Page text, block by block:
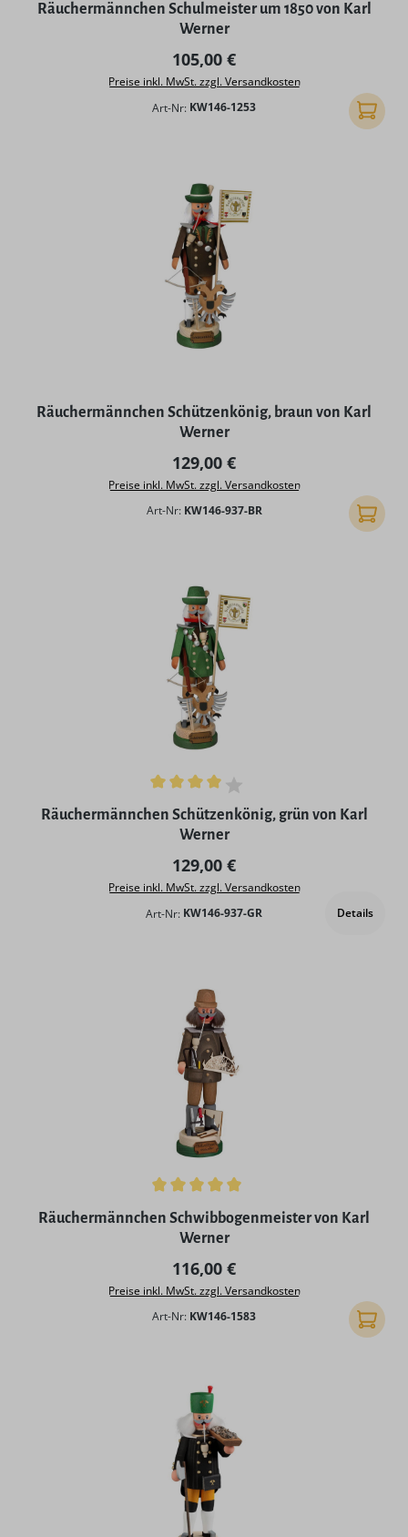
Räuchermännchen Schulmeister um 1850 von Karl
Werner
Regulärer Preis:
105,00 €
Preise inkl. MwSt. zzgl. Versandkosten
Art-Nr: KW146-1253 In den
Räuchermännchen Schützenkönig, braun von Karl
Werner
Regulärer Preis:
129,00 €
Preise inkl. MwSt. zzgl. Versandkosten
Art-Nr: KW146-937-BR In den
Durchschnittliche Bewertung von 4 von 5 Sternen
Räuchermännchen Schützenkönig, grün von Karl
Werner
Regulärer Preis:
129,00 €
Preise inkl. MwSt. zzgl. Versandkosten
Art-Nr: KW146-937-GR Details
Durchschnittliche Bewertung von 5 von 5 Sternen
Räuchermännchen Schwibbogenmeister von Karl
Werner
Regulärer Preis:
116,00 €
Preise inkl. MwSt. zzgl. Versandkosten
Art-Nr: KW146-1583 In den